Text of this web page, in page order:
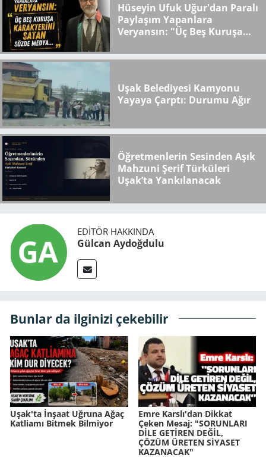
Hüseyin Ufuk Uğur'dan Paralı
Paylaşım Yapanlara
Veryansın: "Üç Beş Kuruşa
Medya..."
Uşak Belediyesi Kamyonu
Yayaya Çarptı: Durumu Ağır
Öğretmenlerin Sesinden Aşık
Mahzuni Şerif Türküleri
Uşak’ta Yankılanacak
EDITÖR HAKKINDA
Gülcan Aydoğdulu
Bunlar da ilginizi çekebilir
Uşak'ta İnşaat Uğruna Ağaç
Katliamı Bitmek Bilmiyor
Emre Karslı'dan Dikkat
Çeken Mesaj: "SORUNLARI
DİLE GETİREN DEĞİL,
ÇÖZÜM ÜRETEN SİYASET
KAZANACAK"